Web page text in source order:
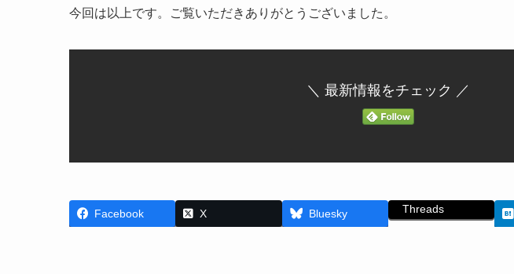
今回は以上です。ご覧いただきありがとうございました。
＼ 最新情報をチェック ／
Facebook X Bluesky Threads